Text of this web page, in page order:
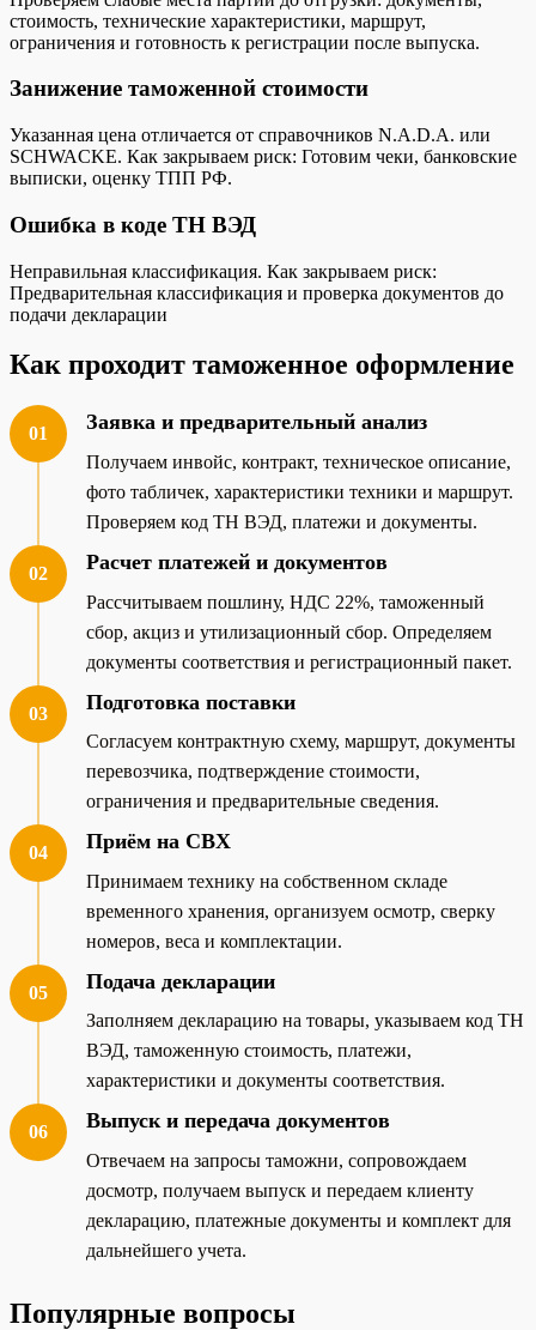
стоимость, технические характеристики, маршрут,
ограничения и готовность к регистрации после выпуска.
Занижение таможенной стоимости
Указанная цена отличается от справочников N.A.D.A. или
SCHWACKE. Как закрываем риск: Готовим чеки, банковские
выписки, оценку ТПП РФ.
Ошибка в коде ТН ВЭД
Неправильная классификация. Как закрываем риск:
Предварительная классификация и проверка документов до
подачи декларации
Как проходит таможенное оформление
01 Заявка и предварительный анализ
Получаем инвойс, контракт, техническое описание,
фото табличек, характеристики техники и маршрут.
Проверяем код ТН ВЭД, платежи и документы.
02 Расчет платежей и документов
Рассчитываем пошлину, НДС 22%, таможенный
сбор, акциз и утилизационный сбор. Определяем
документы соответствия и регистрационный пакет.
03 Подготовка поставки
Согласуем контрактную схему, маршрут, документы
перевозчика, подтверждение стоимости,
ограничения и предварительные сведения.
04 Приём на СВХ
Принимаем технику на собственном складе
временного хранения, организуем осмотр, сверку
номеров, веса и комплектации.
05 Подача декларации
Заполняем декларацию на товары, указываем код ТН
ВЭД, таможенную стоимость, платежи,
характеристики и документы соответствия.
06 Выпуск и передача документов
Отвечаем на запросы таможни, сопровождаем
досмотр, получаем выпуск и передаем клиенту
декларацию, платежные документы и комплект для
дальнейшего учета.
Популярные вопросы